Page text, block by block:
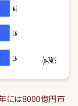
には8000億円市